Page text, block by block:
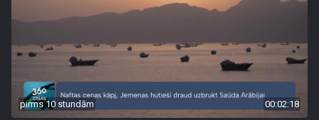
pirms 10 stundām 00:02:18